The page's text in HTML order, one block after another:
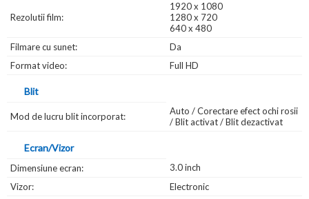
Rezolutii film:
1920 x 1080
1280 x 720
640 x 480
Filmare cu sunet:
Da
Format video:
Full HD
Blit
Mod de lucru blit incorporat:
Auto / Corectare efect ochi rosii
/ Blit activat / Blit dezactivat
Ecran/Vizor
Dimensiune ecran:
3.0 inch
Vizor:
Electronic